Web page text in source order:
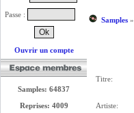
Passe :
Ouvrir un compte
Samples: 64837
Reprises: 4009
Samples»
Titre:
Artiste: